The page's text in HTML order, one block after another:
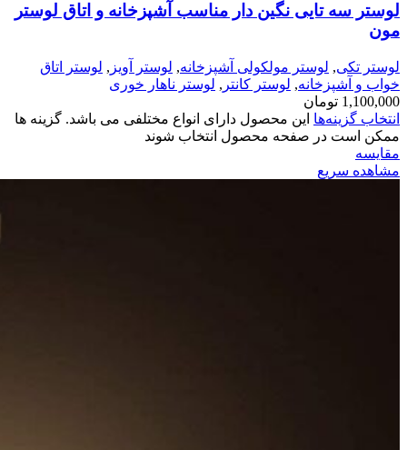
لوستر سه تایی نگین دار مناسب آشپزخانه و اتاق لوستر
مون
لوستر تکی, لوستر مولکولی آشپزخانه, لوستر آویز , لوستر اتاق
خواب و آشپزخانه, لوستر کانتر , لوستر ناهار خوری
1,100,000 تومان
انتخاب گزینه‌ها این محصول دارای انواع مختلفی می باشد. گزینه ها
ممکن است در صفحه محصول انتخاب شوند
مقایسه
مشاهده سریع